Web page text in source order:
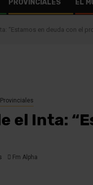
PROVINCIALES EL
“Estamos en deuda con el
Provinciales
el Inta:
Fm Alpha